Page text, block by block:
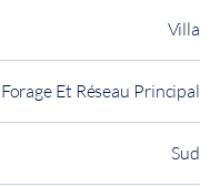
Villa
Forage Et Réseau Principal
Sud